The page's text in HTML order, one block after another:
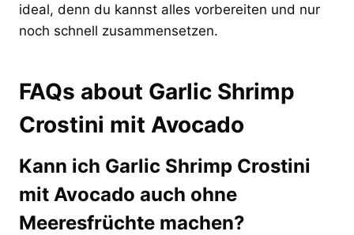
ideal, denn du kannst alles vorbereiten und nur
noch schnell zusammensetzen.
FAQs about Garlic Shrimp
Crostini mit Avocado
Kann ich Garlic Shrimp Crostini
mit Avocado auch ohne
Meeresfrüchte machen?